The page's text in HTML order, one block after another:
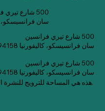
500 شارع تيري فرانسين
سان فرانسيسكو،
500 شارع تيري فرانسين
سان فرانسيسكو، كاليفورنيا 94158
500 شارع تيري فرانسين
سان فرانسيسكو، كاليفورنيا 94158
هذه هي المساحة للترويج للنشرة الإخبارية عبر البريد الإلكتروني للشركة.